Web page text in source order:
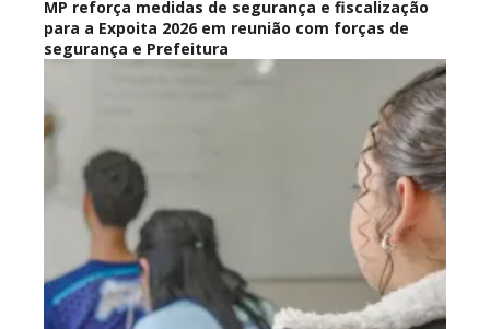
MP reforça medidas de segurança e fiscalização
para a Expoita 2026 em reunião com forças de
segurança e Prefeitura